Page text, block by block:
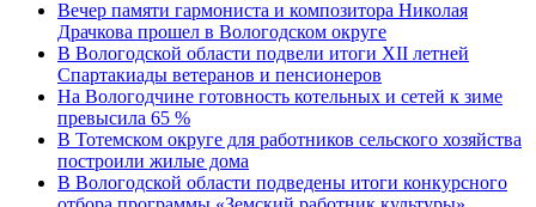
Вечер памяти гармониста и композитора Николая
Драчкова прошел в Вологодском округе
В Вологодской области подвели итоги XII летней
Спартакиады ветеранов и пенсионеров
На Вологодчине готовность котельных и сетей к зиме
превысила 65 %
В Тотемском округе для работников сельского хозяйства
построили жилые дома
В Вологодской области подведены итоги конкурсного